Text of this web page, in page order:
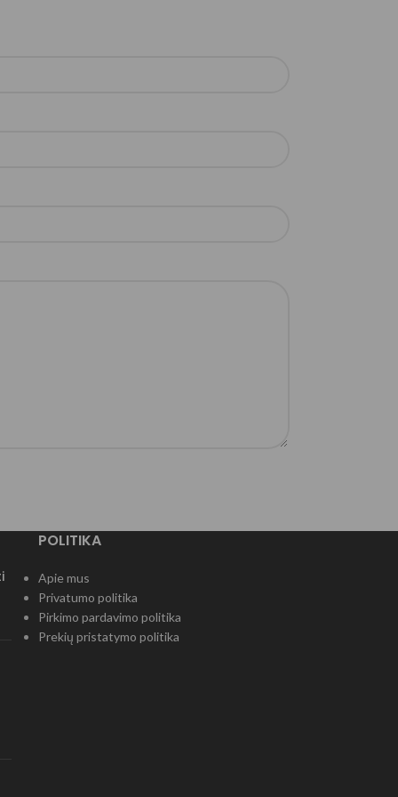
POLITIKA
Apie mus
Privatumo politika
Pirkimo pardavimo politika
Prekių pristatymo politika